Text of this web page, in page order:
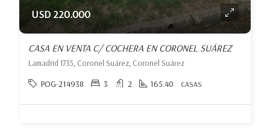
USD 220.000
CASA EN VENTA C/ COCHERA EN CORONEL SUÁREZ
Lamadrid 1735, Coronel Suárez, Coronel Suárez
POG-214938 3 2 165.40 CASAS